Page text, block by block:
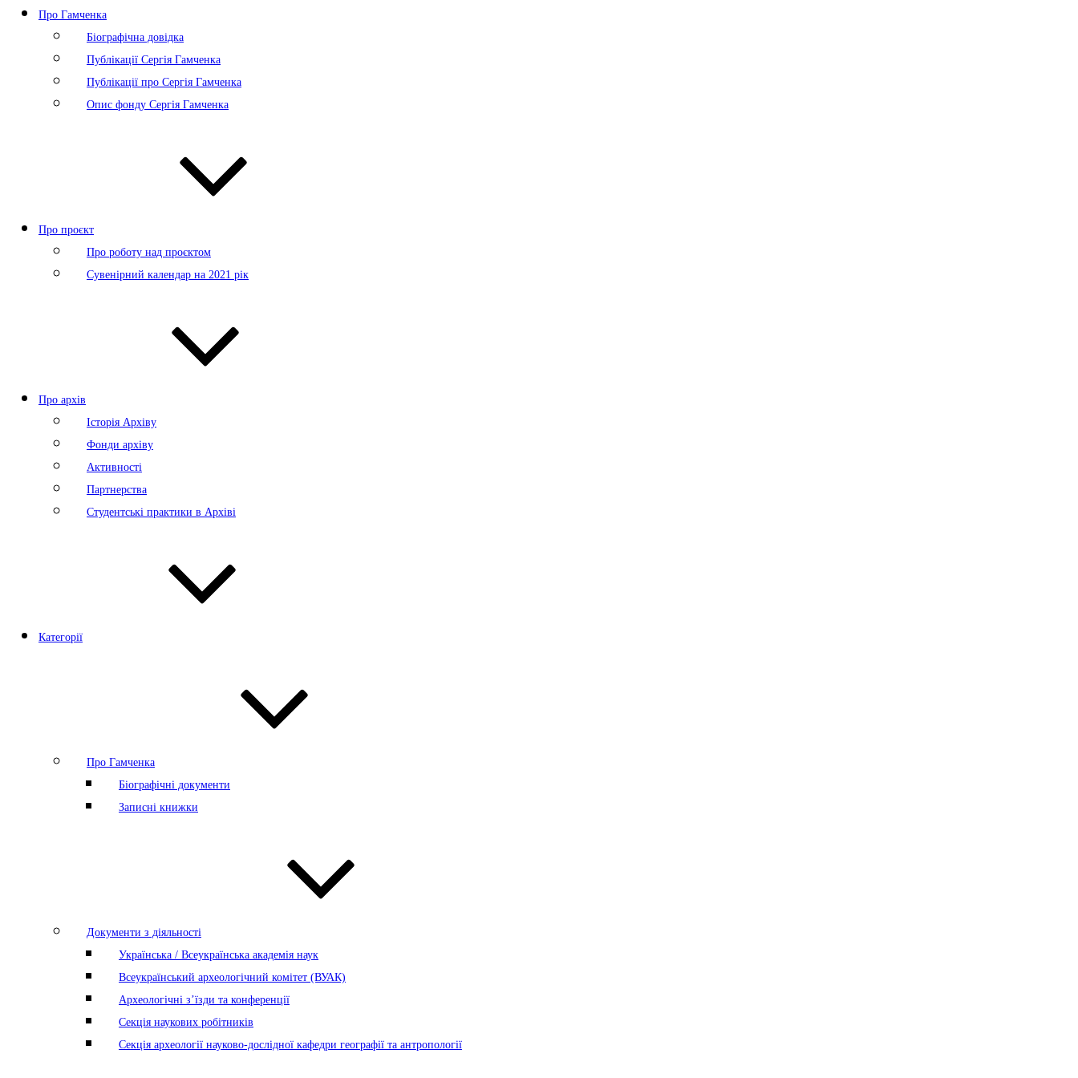
Про Гамченка
Біографічна довідка
Публікації Сергія Гамченка
Публікації про Сергія Гамченка
Опис фонду Сергія Гамченка
Про проєкт
Про роботу над проєктом
Сувенірний календар на 2021 рік
Про архів
Історія Архіву
Фонди архіву
Активності
Партнерства
Студентські практики в Архіві
Категорії
Про Гамченка
Біографічні документи
Записні книжки
Документи з діяльності
Українська / Всеукраїнська академія наук
Всеукраїнський археологічний комітет (ВУАК)
Археологічні з’їзди та конференції
Секція наукових робітників
Секція археології науково-дослідної кафедри географії та антропології